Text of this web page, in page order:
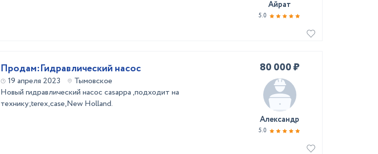
Айрат
5.0
Продам:Гидравлический насос
19 апреля 2023
Тымовское
Новый гидравлический насос casappa ,подходит на
технику;terex,case,New Holland.
80 000 ₽
Александр
5.0